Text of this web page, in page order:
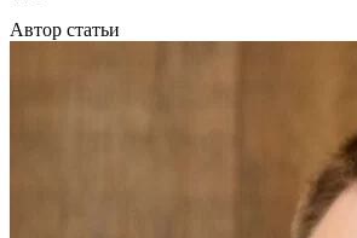
Автор статьи